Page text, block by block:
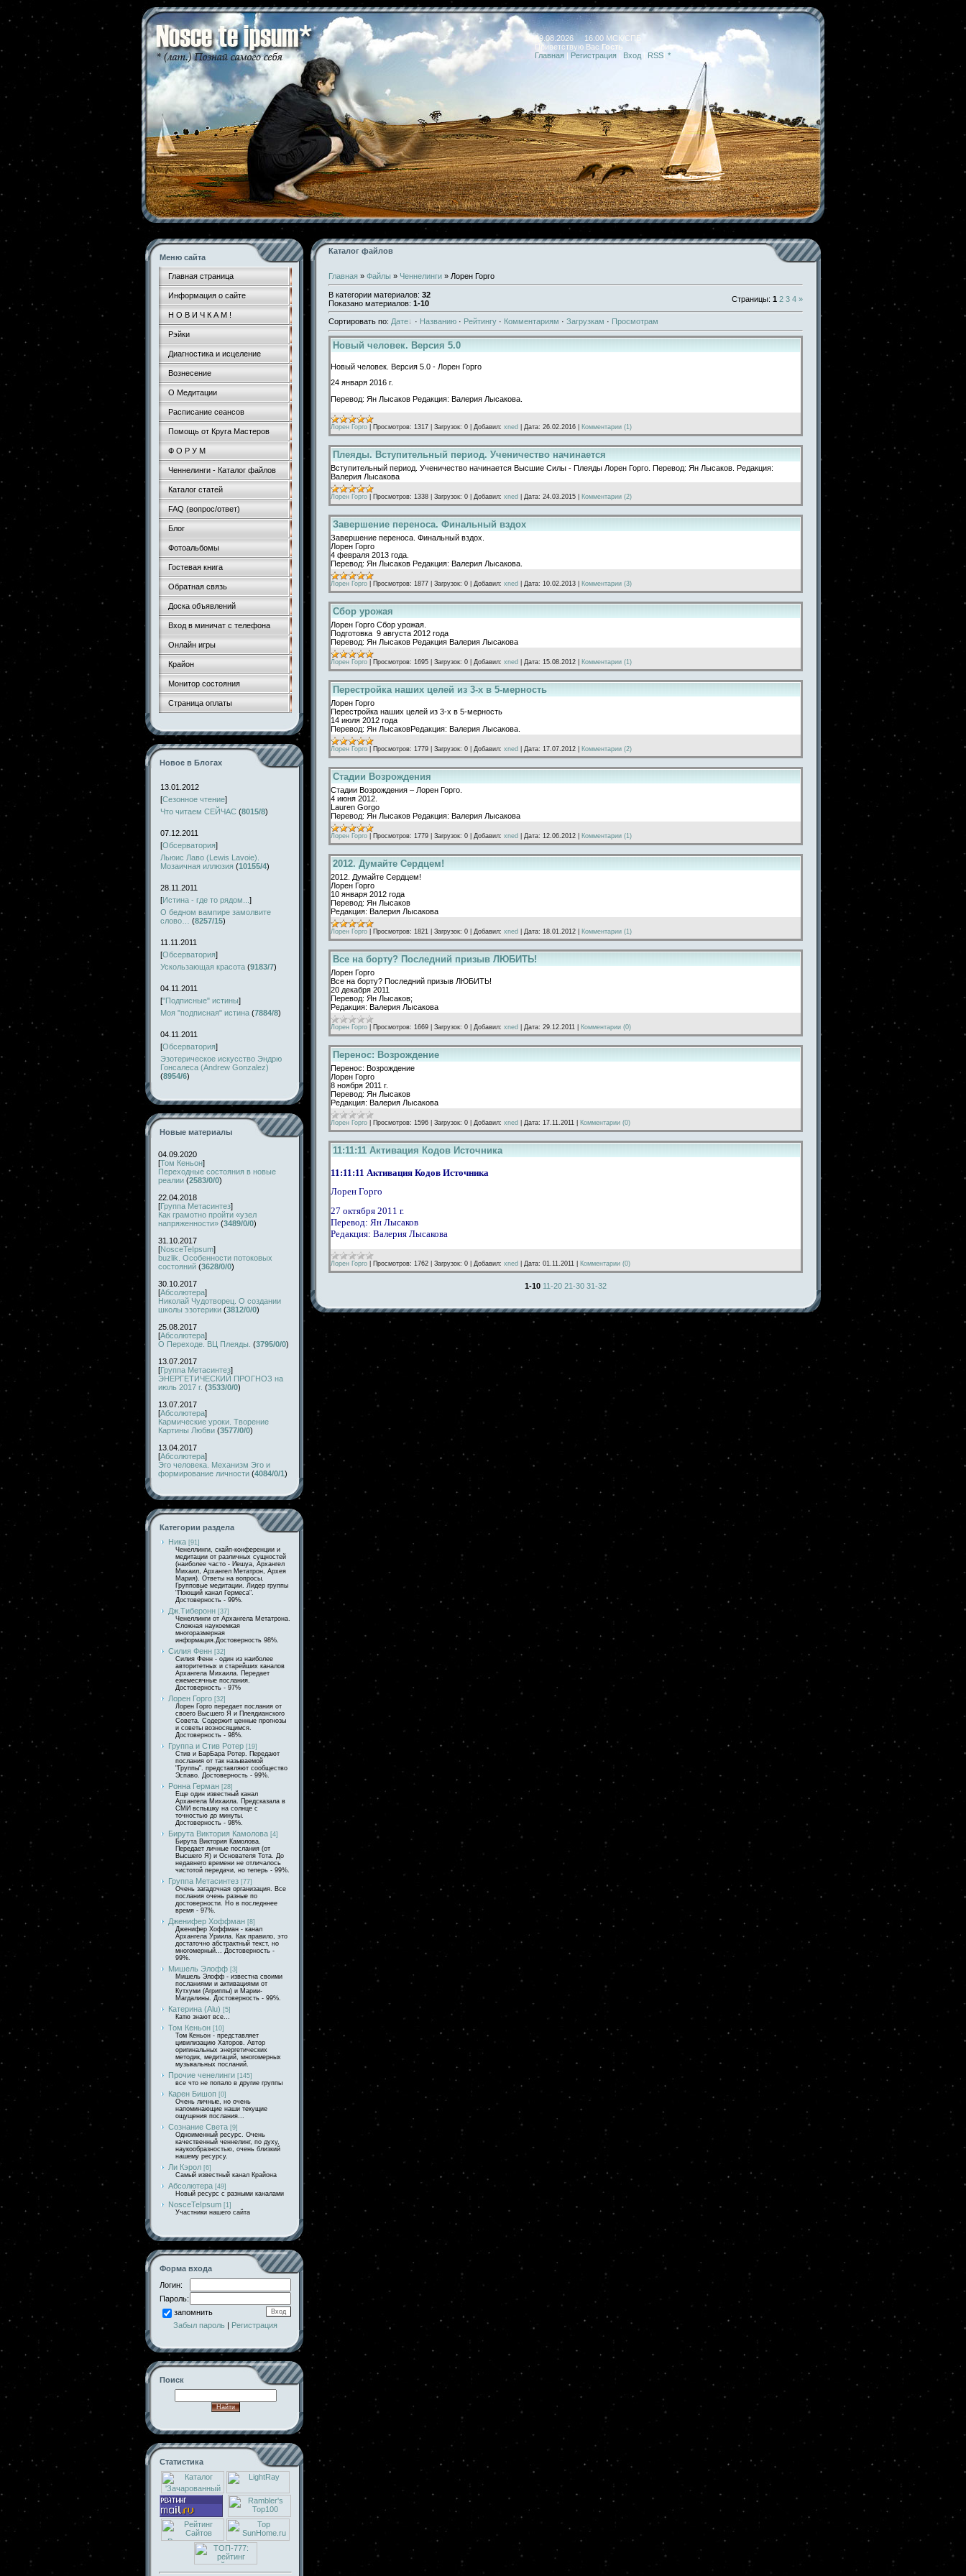
09.08.2026 16:00 МСК/СПБ
Приветствую Вас Гость
Главная | Регистрация | Вход RSS *
Меню сайта
Главная страница
Информация о сайте
Н О В И Ч К А М !
Рэйки
Диагностика и исцеление
Вознесение
О Медитации
Расписание сеансов
Помощь от Круга Мастеров
Ф О Р У М
Ченнелинги - Каталог файлов
Каталог статей
FAQ (вопрос/ответ)
Блог
Фотоальбомы
Гостевая книга
Обратная связь
Доска объявлений
Вход в миничат с телефона
Онлайн игры
Крайон
Монитор состояния
Страница оплаты
Новое в Блогах
13.01.2012
[Сезонное чтение]
Что читаем СЕЙЧАС (8015/8)
07.12.2011
[Обсерватория]
Льюис Лаво (Lewis Lavoie).
Мозаичная иллюзия (10155/4)
28.11.2011
[Истина - где то рядом... ]
О бедном вампире замолвите
слово…
(8257/15)
11.11.2011
[Обсерватория]
Ускользающая красота (9183/7)
04.11.2011
["Подписные" истины]
Моя "подписная" истина (7884/8)
04.11.2011
[Обсерватория]
Эзотерическое искусство Эндрю
Гонсалеса (Andrew Gonzalez)
(8954/6)
Новые материалы
04.09.2020
[Том Кеньон]
Переходные состояния в новые
реалии (2583/0/0)
22.04.2018
[Группа Метасинтез]
Как грамотно пройти «узел
напряженности» (3489/0/0)
31.10.2017
[NosceTeIpsum]
buzlik. Особенности потоковых
состояний (3628/0/0)
30.10.2017
[Абсолютера]
Николай Чудотворец. О создании
школы эзотерики (3812/0/0)
25.08.2017
[Абсолютера]
О Переходе. ВЦ Плеяды. (3795/0/0)
13.07.2017
[Группа Метасинтез]
ЭНЕРГЕТИЧЕСКИЙ ПРОГНОЗ на
июль 2017 г. (3533/0/0)
13.07.2017
[Абсолютера]
Кармические уроки. Творение
Картины Любви (3577/0/0)
13.04.2017
[Абсолютера]
Эго человека. Механизм Эго и
формирование личности (4084/0/1)
Категории раздела
Ника [91]
Ченеллинги, скайп-конференции и
медитации от различных сущностей
(наиболее часто - Иешуа, Архангел
Михаил, Архангел Метатрон, Архея
Мария). Ответы на вопросы.
Групповые медитации. Лидер группы
"Поющий канал Гермеса".
Достоверность - 99%.
Дж.Тиберонн [37]
Ченеллинги от Архангела Метатрона.
Сложная наукоемкая
многоразмерная
информация.Достоверность 98%.
Силия Фенн [32]
Силия Фенн - один из наиболее
авторитетных и старейших каналов
Архангела Михаила. Передает
ежемесячные послания.
Достоверность - 97%
Лорен Горго [32]
Лорен Горго передает послания от
своего Высшего Я и Плеядианского
Совета. Содержит ценные прогнозы
и советы возносящимся.
Достоверность - 98%.
Группа и Стив Ротер [19]
Стив и БарБара Ротер. Передают
послания от так называемой
"Группы". представляют сообщество
Эспаво. Достоверность - 99%.
Ронна Герман [28]
Еще один известный канал
Архангела Михаила. Предсказала в
СМИ вспышку на солнце с
точностью до минуты.
Достоверность - 98%.
Бирута Виктория Камолова [4]
Бирута Виктория Камолова.
Передает личные послания (от
Высшего Я) и Основателя Тота. До
недавнего времени не отличалось
чистотой передачи, но теперь - 99%.
Группа Метасинтез [77]
Очень загадочная организация. Все
послания очень разные по
достоверности. Но в последннее
время - 97%.
Дженифер Хоффман [8]
Дженифер Хоффман - канал
Архангела Уриила. Как правило, это
достаточно абстрактный текст, но
многомерный... Достоверность -
99%.
Мишель Элофф [3]
Мишель Элофф - известна своими
посланиями и активациями от
Кутхуми (Агриппы) и Марии-
Магдалины. Достоверность - 99%.
Катерина (Alu) [5]
Катю знают все...
Том Кеньон [10]
Том Кеньон - представляет
цивилизацию Хаторов. Автор
оригинальных энергетических
методик, медитаций, многомерных
музыкальных посланий.
Прочие ченелинги [145]
все что не попало в другие группы
Карен Бишоп [0]
Очень личные, но очень
напоминающие наши текущие
ощущения послания...
Сознание Света [9]
Одноименный ресурс. Очень
качественный ченнелинг, по духу,
наукообразностью, очень близкий
нашему ресурсу.
Ли Кэрол [6]
Самый известный канал Крайона
Абсолютера [49]
Новый ресурс с разными каналами
NosceTeIpsum [1]
Участники нашего сайта
Форма входа
Логин:
Пароль:
запомнить
Забыл пароль | Регистрация
Поиск
Статистика
Каталог файлов
Главная » Файлы » Ченнелинги » Лорен Горго
В категории материалов: 32
Показано материалов: 1-10 Страницы: 1 2 3 4 »
Сортировать по: Дате · Названию · Рейтингу · Комментариям · Загрузкам · Просмотрам
Новый человек. Версия 5.0
Новый человек. Версия 5.0 - Лорен Горго
24 января 2016 г.
Перевод: Ян Лысаков Редакция: Валерия Лысакова.
Лорен Горго Просмотров: 1317 Загрузок: 0 Добавил: xned Дата: 26.02.2016 Комментарии (1)
Плеяды. Вступительный период. Ученичество начинается
Вступительный период. Ученичество начинается Высшие Силы - Плеяды Лорен Горго. Перевод: Ян Лысаков. Редакция:
Валерия Лысакова
Лорен Горго Просмотров: 1338 Загрузок: 0 Добавил: xned Дата: 24.03.2015 Комментарии (2)
Завершение переноса. Финальный вздох
Завершение переноса. Финальный вздох.
Лорен Горго
4 февраля 2013 года.
Перевод: Ян Лысаков Редакция: Валерия Лысакова.
Лорен Горго Просмотров: 1877 Загрузок: 0 Добавил: xned Дата: 10.02.2013 Комментарии (3)
Сбор урожая
Лорен Горго Сбор урожая.
Подготовка 9 августа 2012 года
Перевод: Ян Лысаков Редакция Валерия Лысакова
Лорен Горго Просмотров: 1695 Загрузок: 0 Добавил: xned Дата: 15.08.2012 Комментарии (1)
Перестройка наших целей из 3-х в 5-мерность
Лорен Горго
Перестройка наших целей из 3-х в 5-мерность
14 июля 2012 года
Перевод: Ян ЛысаковРедакция: Валерия Лысакова.
Лорен Горго Просмотров: 1779 Загрузок: 0 Добавил: xned Дата: 17.07.2012 Комментарии (2)
Стадии Возрождения
Стадии Возрождения – Лорен Горго.
4 июня 2012.
Lauren Gorgo
Перевод: Ян Лысаков Редакция: Валерия Лысакова
Лорен Горго Просмотров: 1779 Загрузок: 0 Добавил: xned Дата: 12.06.2012 Комментарии (1)
2012. Думайте Сердцем!
2012. Думайте Сердцем!
Лорен Горго
10 января 2012 года
Перевод: Ян Лысаков
Редакция: Валерия Лысакова
Лорен Горго Просмотров: 1821 Загрузок: 0 Добавил: xned Дата: 18.01.2012 Комментарии (1)
Все на борту? Последний призыв ЛЮБИТЬ!
Лорен Горго
Все на борту? Последний призыв ЛЮБИТЬ!
20 декабря 2011
Перевод: Ян Лысаков;
Редакция: Валерия Лысакова
Лорен Горго Просмотров: 1669 Загрузок: 0 Добавил: xned Дата: 29.12.2011 Комментарии (0)
Перенос: Возрождение
Перенос: Возрождение
Лорен Горго
8 ноября 2011 г.
Перевод: Ян Лысаков
Редакция: Валерия Лысакова
Лорен Горго Просмотров: 1596 Загрузок: 0 Добавил: xned Дата: 17.11.2011 Комментарии (0)
11:11:11 Активация Кодов Источника
11:11:11 Активация Кодов Источника
Лорен Горго
27 октября 2011 г.
Перевод: Ян Лысаков
Редакция: Валерия Лысакова
Лорен Горго Просмотров: 1762 Загрузок: 0 Добавил: xned Дата: 01.11.2011 Комментарии (0)
1-10 11-20 21-30 31-32